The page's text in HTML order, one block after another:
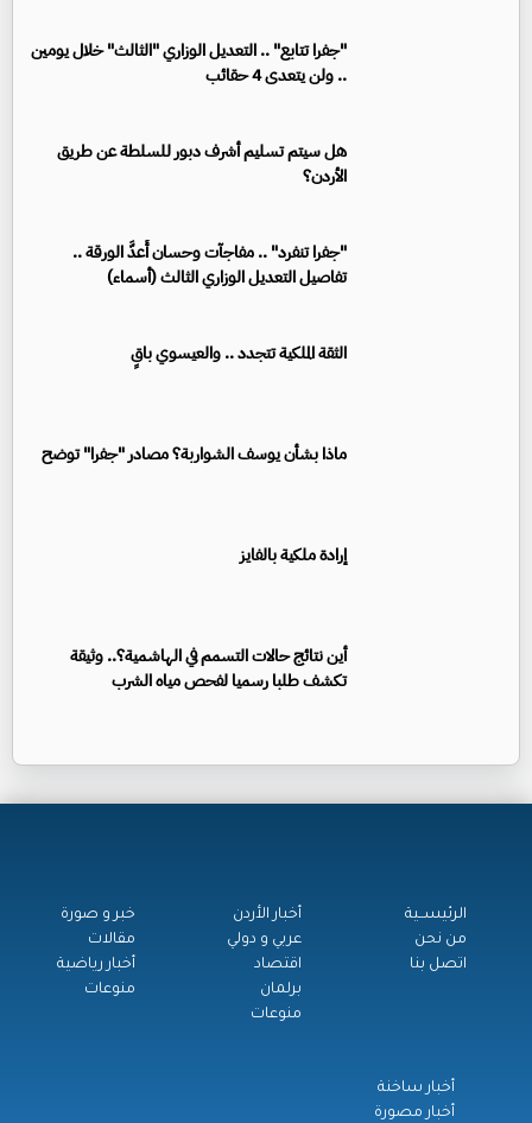
"جفرا تتابع" .. التعديل الوزاري "الثالث" خلال يومين
.. ولن يتعدى 4 حقائب
هل سيتم تسليم أشرف دبور للسلطة عن طريق
الأردن؟
"جفرا تنفرد" .. مفاجآت وحسان أَعدَّ الورقة ..
تفاصيل التعديل الوزاري الثالث (أسماء)
الثقة الملكية تتجدد .. والعيسوي باقٍ
ماذا بشأن يوسف الشواربة؟ مصادر "جفرا" توضح
إرادة ملكية بالفايز
أين نتائج حالات التسمم في الهاشمية؟.. وثيقة
تكشف طلبا رسميا لفحص مياه الشرب
الرئيســية
من نحن
اتصل بنا
أخبار الأردن
عربي و دولي
اقتصاد
برلمان
منوعات
خبر و صورة
مقالات
أخبار رياضية
منوعات
أخبار ساخنة
أخبار مصورة